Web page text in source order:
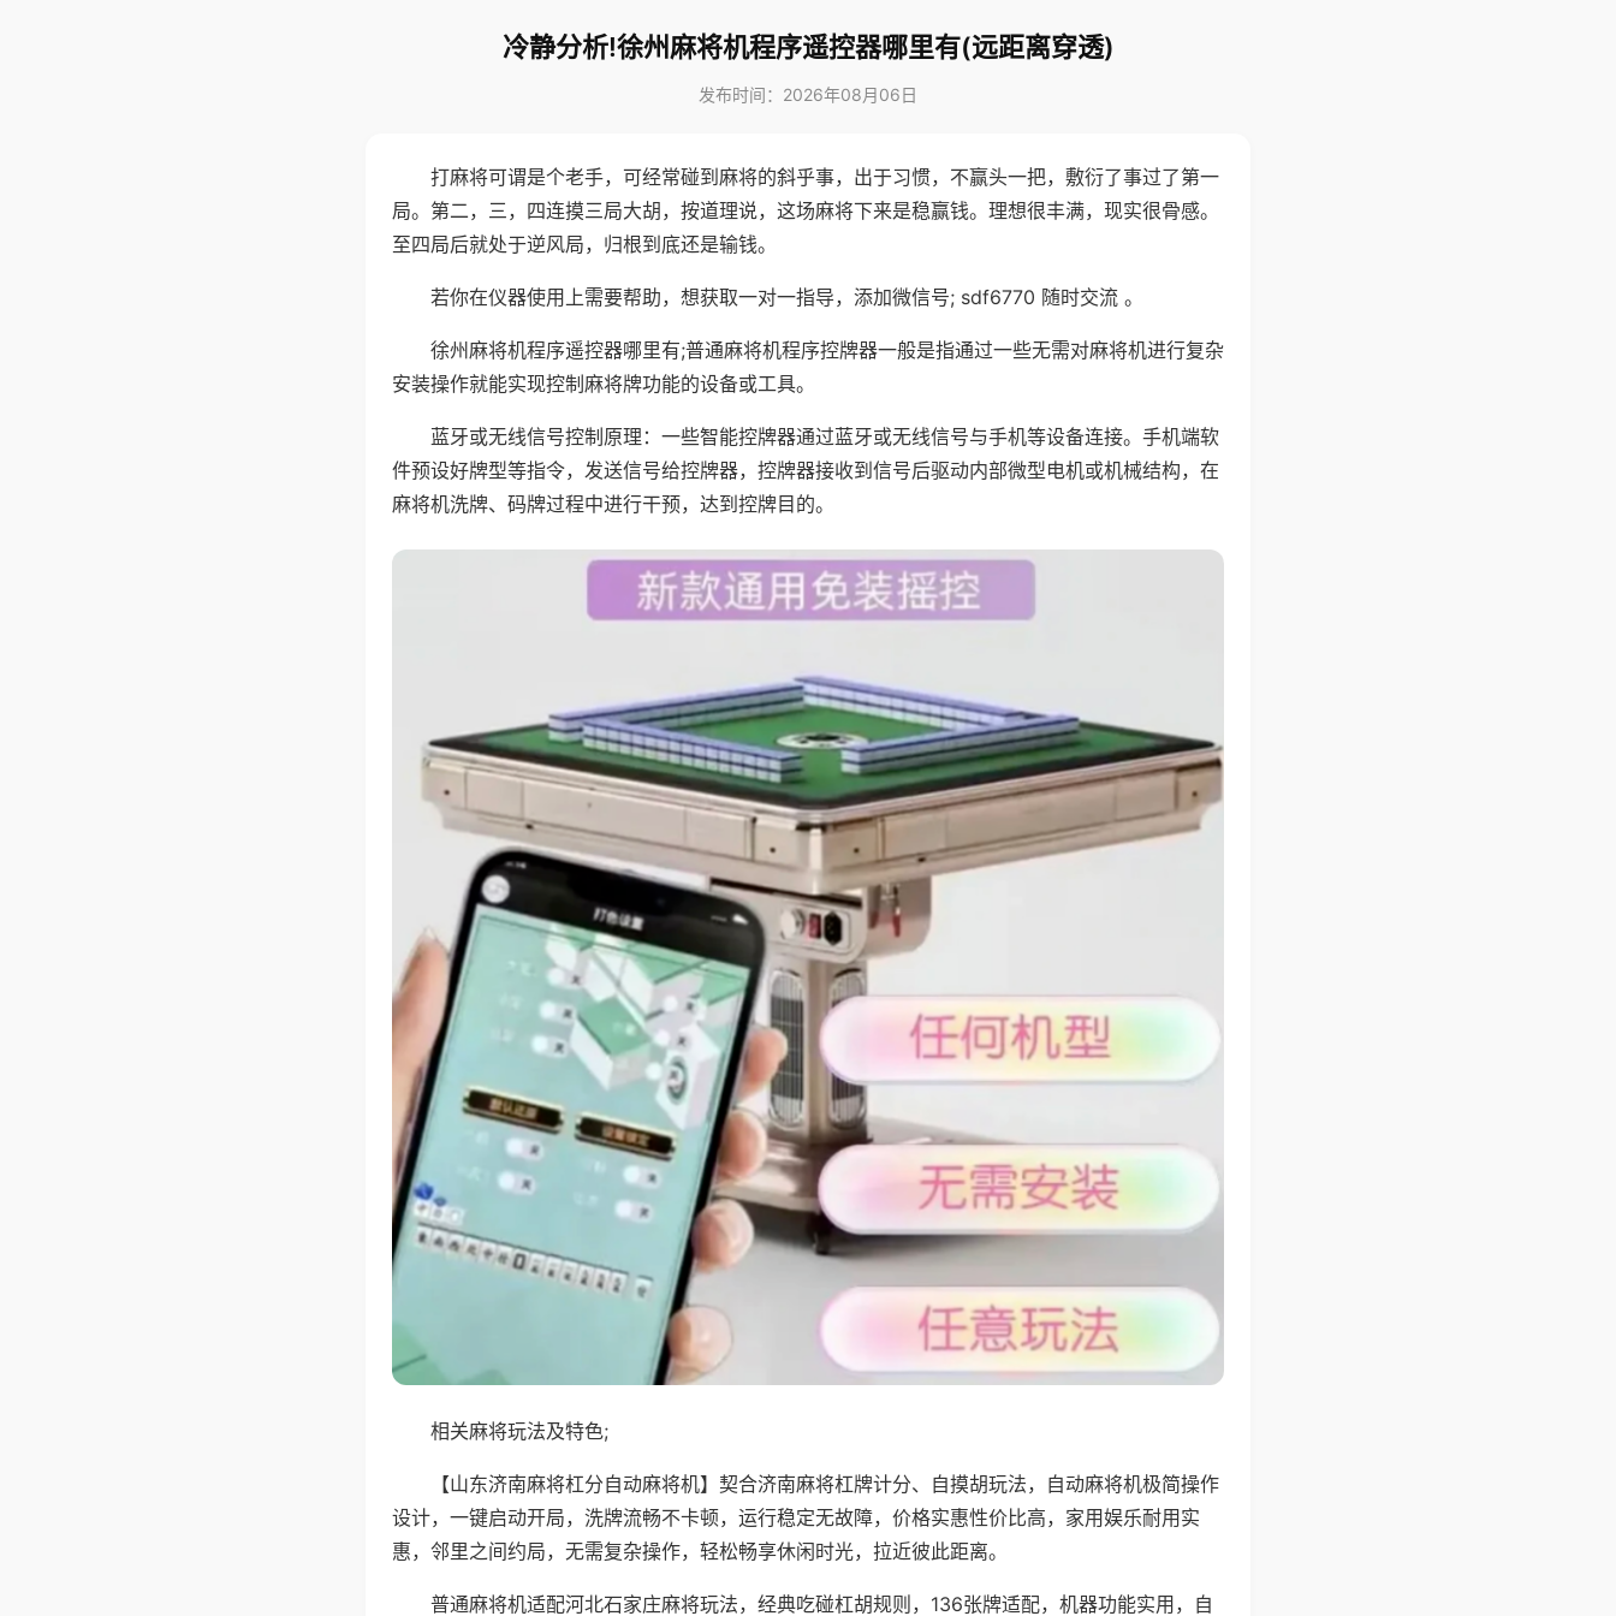
冷静分析!徐州麻将机程序遥控器哪里有(远距离穿透)
发布时间：2026年08月06日
打麻将可谓是个老手，可经常碰到麻将的斜乎事，出于习惯，不赢头一把，敷衍了事过了第一
局。第二，三，四连摸三局大胡，按道理说，这场麻将下来是稳赢钱。理想很丰满，现实很骨感。
至四局后就处于逆风局，归根到底还是输钱。
若你在仪器使用上需要帮助，想获取一对一指导，添加微信号; sdf6770 随时交流 。
徐州麻将机程序遥控器哪里有;普通麻将机程序控牌器一般是指通过一些无需对麻将机进行复杂
安装操作就能实现控制麻将牌功能的设备或工具。
蓝牙或无线信号控制原理：一些智能控牌器通过蓝牙或无线信号与手机等设备连接。手机端软
件预设好牌型等指令，发送信号给控牌器，控牌器接收到信号后驱动内部微型电机或机械结构，在
麻将机洗牌、码牌过程中进行干预，达到控牌目的。
相关麻将玩法及特色;
【山东济南麻将杠分自动麻将机】契合济南麻将杠牌计分、自摸胡玩法，自动麻将机极简操作
设计，一键启动开局，洗牌流畅不卡顿，运行稳定无故障，价格实惠性价比高，家用娱乐耐用实
惠，邻里之间约局，无需复杂操作，轻松畅享休闲时光，拉近彼此距离。
普通麻将机适配河北石家庄麻将玩法，经典吃碰杠胡规则，136张牌适配，机器功能实用，自